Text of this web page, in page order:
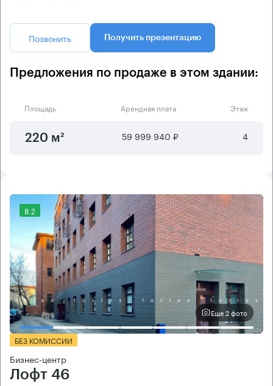
Позвонить Получить презентацию
Предложения по продаже в этом здании:
Площадь Арендная плата Этаж
220 м² 59 999 940 ₽ 4
8.2
Еще 2 фото
БЕЗ КОМИССИИ
Бизнес-центр
Лофт 46